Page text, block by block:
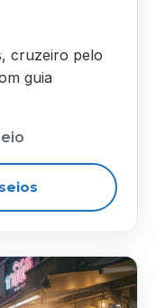
cruzeiro pelo
guia